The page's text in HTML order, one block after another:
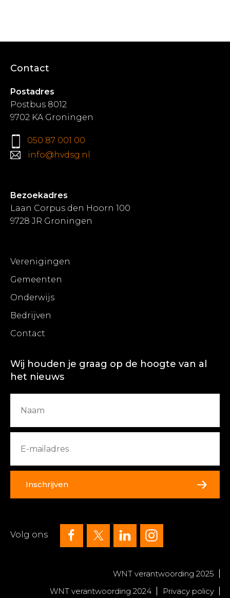
Contact
Postadres
Postbus 8012
9702 KA Groningen
050 87 001 00
info@hvdsg.nl
Bezoekadres
Laan Corpus den Hoorn 100
9728 JR Groningen
Verenigingen
Gemeenten
Onderwijs
Bedrijven
Contact
Wij houden je graag op de hoogte van al
het nieuws
Inschrijven
Volg ons
WNT verantwoording 2025
WNT verantwoording 2024
Privacy policy